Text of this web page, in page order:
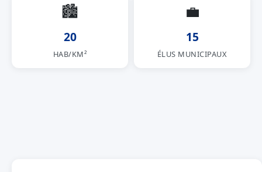
🏙
20
HAB/KM²
💼
15
ÉLUS MUNICIPAUX